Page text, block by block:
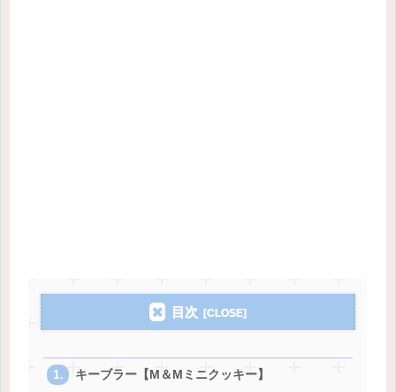
目次
キーブラー【M＆Mミニクッキー】